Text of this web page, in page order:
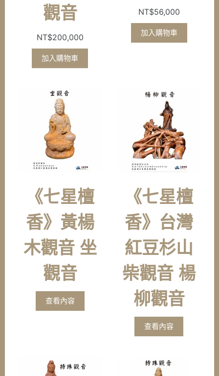
觀音
NT$200,000
加入購物車
NT$56,000
加入購物車
《七星檀
香》黃楊
木觀音 坐
觀音
查看內容
《七星檀
香》台灣
紅豆杉山
柴觀音 楊
柳觀音
查看內容